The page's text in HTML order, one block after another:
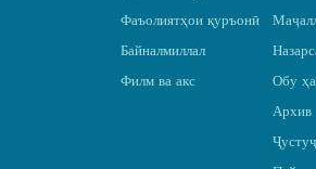
Фаъолиятҳои қуръонӣ
Байналмиллал
Филм ва акс
Обу
Архив